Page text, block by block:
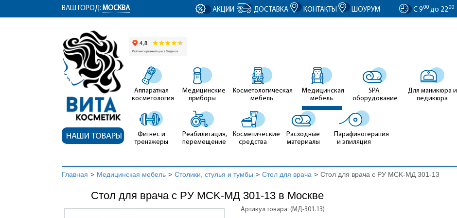
ym(12767704, 'getClientID', function(clientID) { document.getElementById('clientID').value = clientID; });
ВАШ ГОРОД: МОСКВА АКЦИИ ДОСТАВКА КОНТАКТЫ ШОУРУМ С 900 до 2200
НАШИ ТОВАРЫ
Аппаратная
косметология
Медицинские
приборы
Косметологическая
мебель
Медицинская
мебель
SPA
оборудование
Для маникюра и
педикюра
Фитнес и
тренажеры
Реабилитация,
перемещение
Косметические
средства
Расходные
материалы
Парафинотерапия
и эпиляция
Главная > Медицинская мебель > Столики, стулья и тумбы > Стол для врача > Стол для врача с РУ MCK-МД 301-13
Стол для врача с РУ MCK-МД 301-13 в Москве
Артикул товара: (МД-301.13)